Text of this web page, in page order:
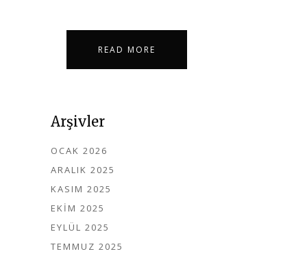
READ MORE
Arşivler
OCAK 2026
ARALIK 2025
KASIM 2025
EKIM 2025
EYLÜL 2025
TEMMUZ 2025